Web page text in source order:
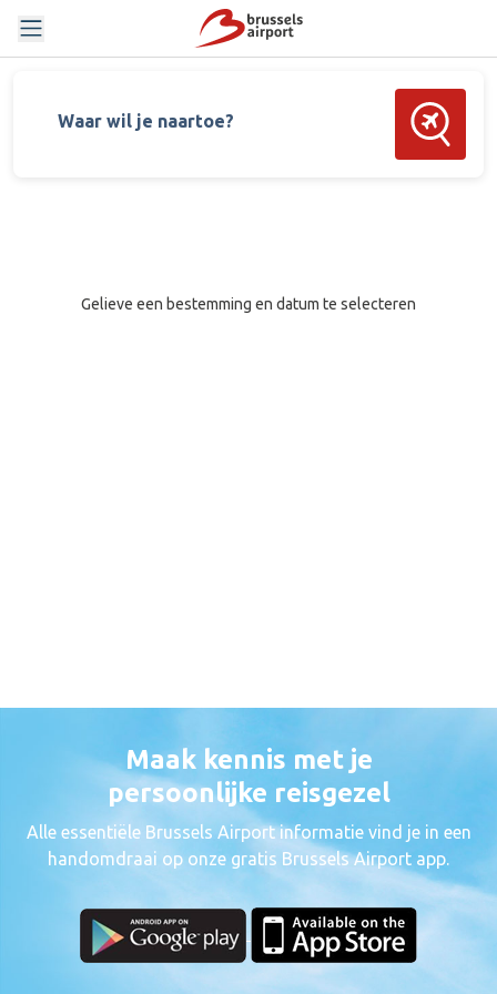
Waar wil je naartoe? Zoek
Gelieve een bestemming en datum te selecteren
Maak kennis met je
persoonlijke reisgezel
Alle essentiële Brussels Airport informatie vind je in een
handomdraai op onze gratis Brussels Airport app.